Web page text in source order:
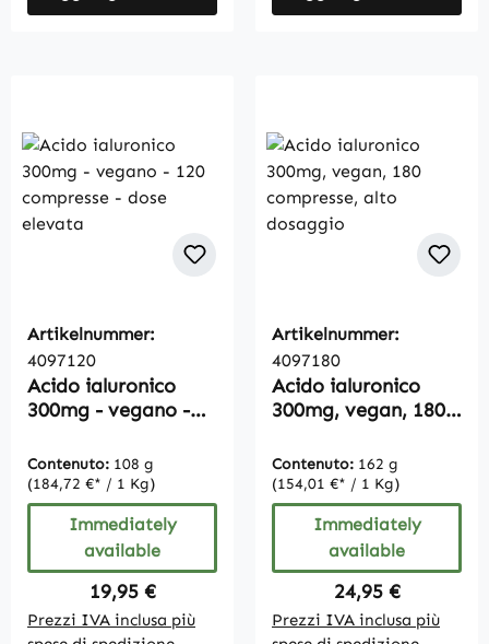
Artikelnummer:
4097120
Acido ialuronico
300mg - vegano -
dose elevata
Contenuto: 108 g
(184,72 €* / 1 Kg)
Immediately
available
Regular price:
19,95 €
Prezzi IVA inclusa più
Artikelnummer:
4097180
Acido ialuronico
300mg, vegan, 180
dosaggio
Contenuto: 162 g
(154,01 €* / 1 Kg)
Immediately
available
Regular price:
24,95 €
Prezzi IVA inclusa più